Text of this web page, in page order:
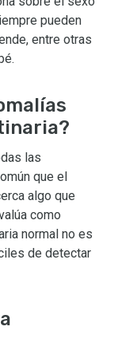
pueden
entre otras
las
que el
algo que
como
normal no es
de detectar